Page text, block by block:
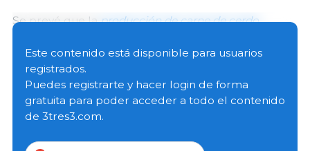
Se prevé que laproducción de carne de cerdo
490.000 t peso canal (CWE), lo que continúa la sólida
tendencia de crecimiento de los últimos cuatro años.
Este aumento previsto se sustenta en la reducción
de los precios de los cereales forrajeros y en la
estabilidad de los precios de la carne de cerdo. Sin
de cerdo se verá moderado por la reciente
Este contenido está disponible para usuarios
registrados.
Puedes registrarte y hacer login de forma
gratuita para poder acceder a todo el contenido
de 3tres3.com.